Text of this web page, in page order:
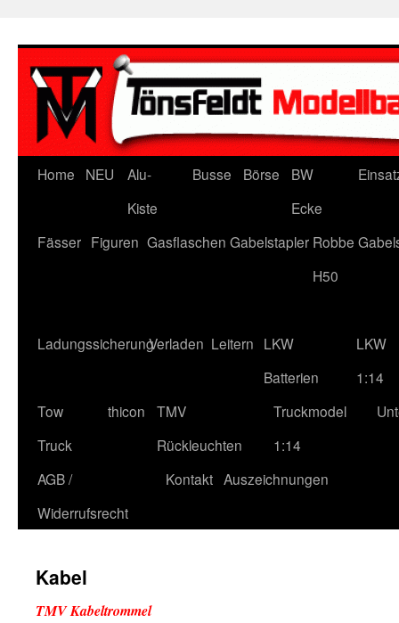
Home NEU
Alu-
Kiste
Busse Börse
BW
Ecke
Fässer Figuren Gasflaschen Gabelstapler Robbe
H50
LadungssicherungVerladen Leitern LKW
Batterien
LKW
1:14
Tow
Truck
thicon
TMV
Rückleuchten
Truckmodel
1:14
AGB /
Widerrufsrecht
Kontakt Auszeichnungen
Kabel
TMV Kabeltrommel